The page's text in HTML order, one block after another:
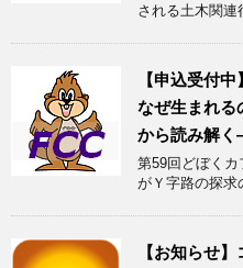
される土木関連
【申込受付
なぜ生まれ
から読み解
第59回どぼく
がＹ字路の探求
【お知らせ